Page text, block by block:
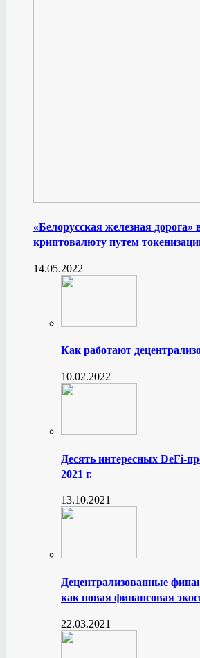
«Белорусская железная
криптовалюту путем
14.05.2022
Как работают
10.02.2022
Десять интересных DeFi-
2021 г.
13.10.2021
Децентрализованные
как новая финансовая
22.03.2021